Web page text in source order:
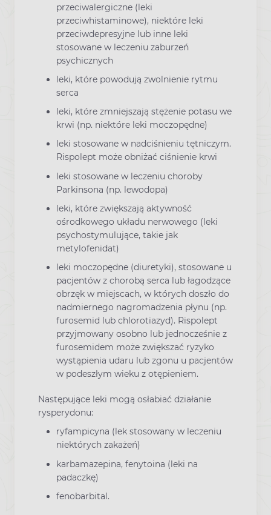
przeciwalergiczne (leki
przeciwhistaminowe), niektóre leki
przeciwdepresyjne lub inne leki
stosowane w leczeniu zaburzeń
psychicznych
leki, które powodują zwolnienie rytmu
serca
leki, które zmniejszają stężenie potasu we
krwi (np. niektóre leki moczopędne)
leki stosowane w nadciśnieniu tętniczym.
Rispolept może obniżać ciśnienie krwi
leki stosowane w leczeniu choroby
Parkinsona (np. lewodopa)
leki, które zwiększają aktywność
ośrodkowego układu nerwowego (leki
psychostymulujące, takie jak
metylofenidat)
leki moczopędne (diuretyki), stosowane u
pacjentów z chorobą serca lub łagodzące
obrzęk w miejscach, w których doszło do
nadmiernego nagromadzenia płynu (np.
furosemid lub chlorotiazyd). Rispolept
przyjmowany osobno lub jednocześnie z
furosemidem może zwiększać ryzyko
wystąpienia udaru lub zgonu u pacjentów
w podeszłym wieku z otępieniem.
Następujące leki mogą osłabiać działanie
rysperydonu:
ryfampicyna (lek stosowany w leczeniu
niektórych zakażeń)
karbamazepina, fenytoina (leki na
padaczkę)
fenobarbital.